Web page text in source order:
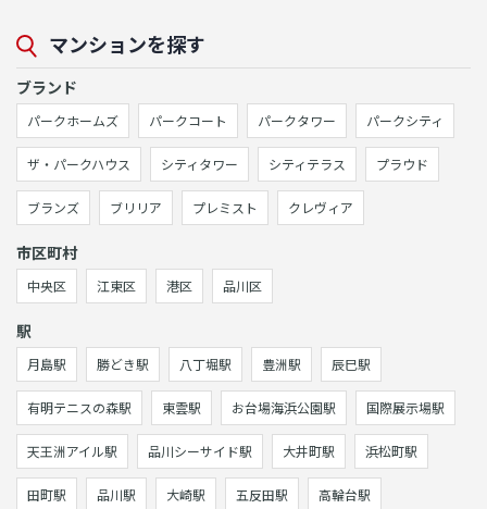
マンションを探す
ブランド
パークホームズ パークコート パークタワー パークシティ
ザ・パークハウス シティタワー シティテラス プラウド
ブランズ ブリリア プレミスト クレヴィア
市区町村
中央区 江東区 港区 品川区
駅
月島駅 勝どき駅 八丁堀駅 豊洲駅 辰巳駅
有明テニスの森駅 東雲駅 お台場海浜公園駅 国際展示場駅
天王洲アイル駅 品川シーサイド駅 大井町駅 浜松町駅
田町駅 品川駅 大崎駅 五反田駅 高輪台駅